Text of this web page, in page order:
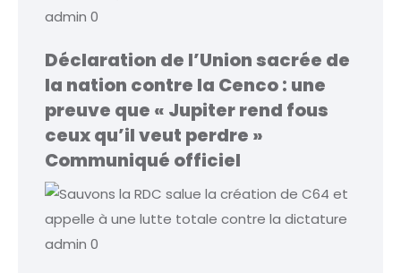
admin 0
Déclaration de l’Union sacrée de
la nation contre la Cenco : une
preuve que « Jupiter rend fous
ceux qu’il veut perdre »
Communiqué officiel
admin 0